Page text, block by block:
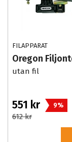
FILAPPARAT
Oregon
utan fil
551 kr 9%
612 kr